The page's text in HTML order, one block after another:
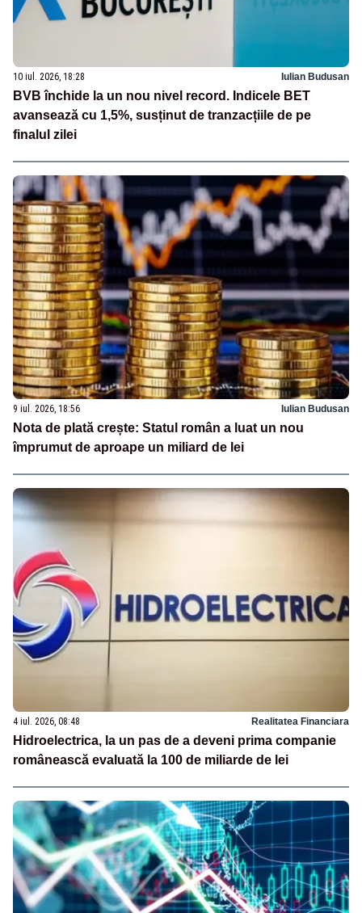
10 iul. 2026, 18:28 Iulian Budusan
BVB închide la un nou nivel record. Indicele BET
avansează cu 1,5%, susținut de tranzacțiile de pe
finalul zilei
9 iul. 2026, 18:56 Iulian Budusan
Nota de plată crește: Statul român a luat un nou
împrumut de aproape un miliard de lei
4 iul. 2026, 08:48 Realitatea Financiara
Hidroelectrica, la un pas de a deveni prima companie
românească evaluată la 100 de miliarde de lei